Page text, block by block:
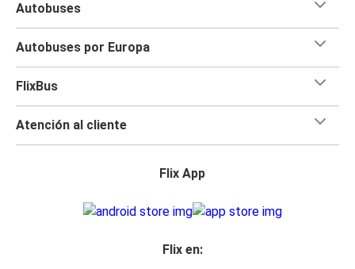
Autobuses
Autobuses por Europa
FlixBus
Atención al cliente
Flix App
Flix en: